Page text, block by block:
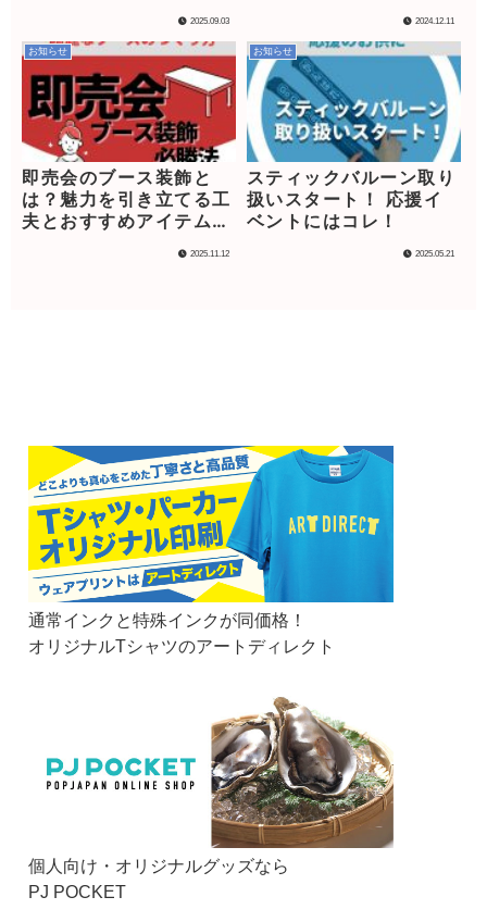
2025.09.03 2024.12.11
お知らせ
即売会のブース装飾と
は？魅力を引き立てる工
夫とおすすめアイテムを
2025.11.12
お知らせ
スティックバルーン取り
扱いスタート！ 応援イ
ベントにはコレ！
2025.05.21
通常インクと特殊インクが同価格！
オリジナルTシャツのアートディレクト
個人向け・オリジナルグッズなら
PJ POCKET